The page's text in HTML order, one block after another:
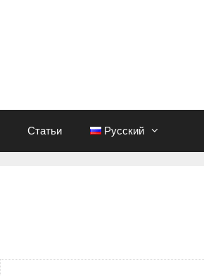
Статьи Русский